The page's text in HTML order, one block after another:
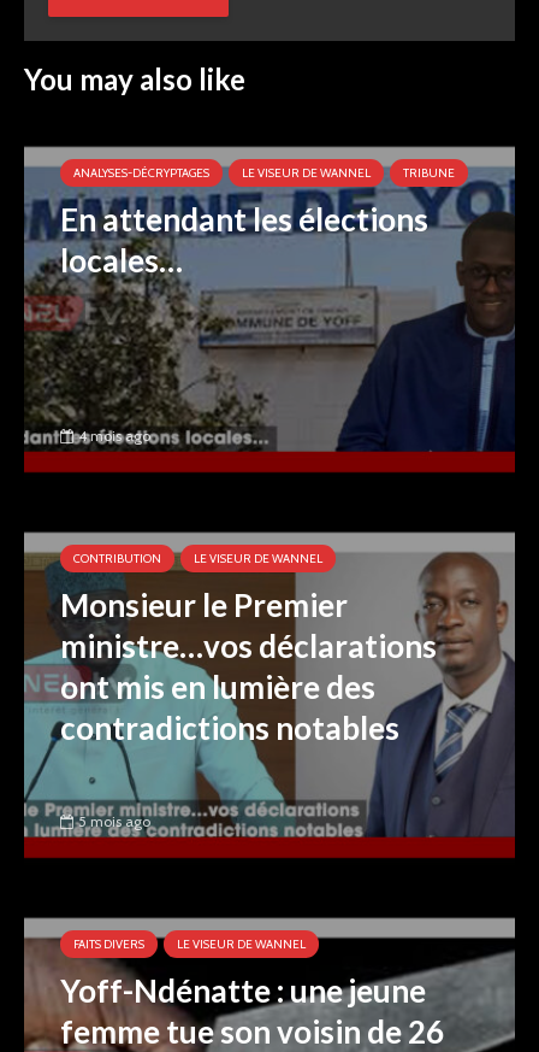
You may also like
ANALYSES-DÉCRYPTAGES LE VISEUR DE WANNEL TRIBUNE
En attendant les élections
locales…
4 mois ago
CONTRIBUTION LE VISEUR DE WANNEL
Monsieur le Premier
ministre…vos déclarations
ont mis en lumière des
contradictions notables
5 mois ago
FAITS DIVERS LE VISEUR DE WANNEL
Yoff-Ndénatte : une jeune
femme tue son voisin de 26